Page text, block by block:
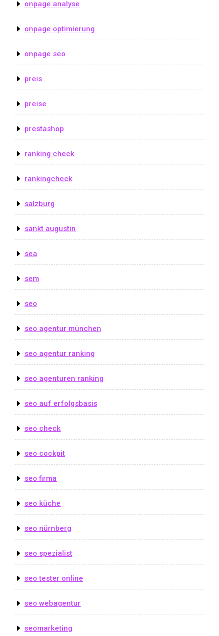
onpage analyse
onpage optimierung
onpage seo
preis
preise
prestashop
ranking check
rankingcheck
salzburg
sankt augustin
sea
sem
seo
seo agentur münchen
seo agentur ranking
seo agenturen ranking
seo auf erfolgsbasis
seo check
seo cockpit
seo firma
seo küche
seo nürnberg
seo spezialist
seo tester online
seo webagentur
seomarketing